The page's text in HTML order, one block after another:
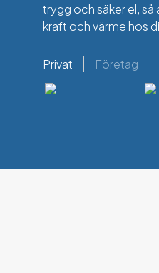
trygg och säker el, så
kraft och
Privat Företag